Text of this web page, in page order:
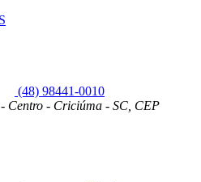
(48) 98441-0010
Centro - Criciúma - SC, CEP